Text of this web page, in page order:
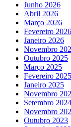
Junho 2026
Abril 2026
Março 2026
Fevereiro 2026
Janeiro 2026
Novembro
Outubro 2025
Março 2025
Fevereiro 2025
Janeiro 2025
Novembro
Setembro 2024
Novembro
Outubro 2023